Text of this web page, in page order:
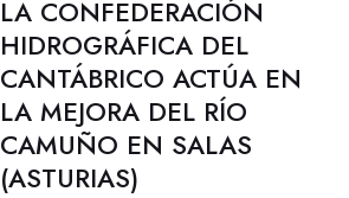
LA CONFEDERACIÓN
HIDROGRÁFICA DEL
CANTÁBRICO ACTÚA EN
LA MEJORA DEL RÍO
CAMUÑO EN SALAS
(ASTURIAS)